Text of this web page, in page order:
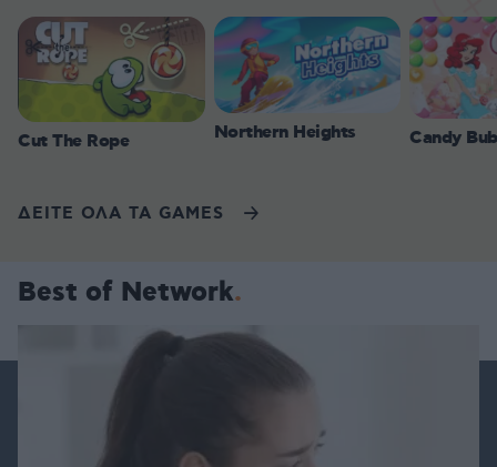
Cut The Rope Northern Heights Candy
ΔΕΙΤΕ ΟΛΑ ΤΑ GAMES
Best of Network